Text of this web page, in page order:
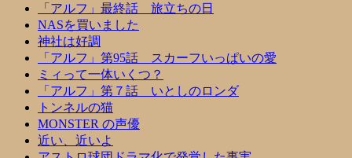
「アルフ」最終話 旅立ちの日
NASを買いました
神社は好調
「アルフ」第95話 スカーフいっぱいの愛
ミィって一体いくつ？
「アルフ」第７話 いとしのロンダ
トンネルの猫
MONSTER の声優
近い、近いよ